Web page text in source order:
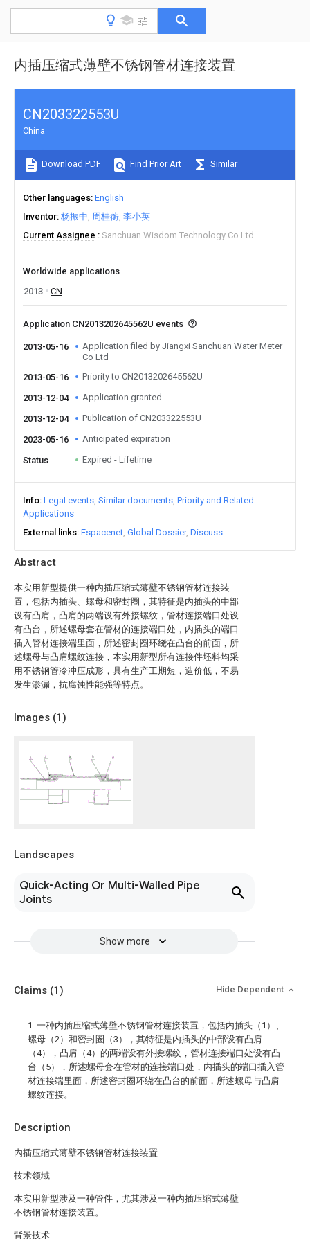
内插压缩式薄壁不锈钢管材连接装置
Abstract
本实用新型提供一种内插压缩式薄壁不锈钢管材连接装
置，包括内插头、螺母和密封圈，其特征是内插头的中部
设有凸肩，凸肩的两端设有外接螺纹，管材连接端口处设
有凸台，所述螺母套在管材的连接端口处，内插头的端口
插入管材连接端里面，所述密封圈环绕在凸台的前面，所
述螺母与凸肩螺纹连接，本实用新型所有连接件坯料均采
用不锈钢管冷冲压成形，具有生产工期短，造价低，不易
发生渗漏，抗腐蚀性能强等特点。
Images (1)
Landscapes
Quick-Acting Or Multi-Walled Pipe
Joints
Show more
CN203322553U
China
Download PDF Find Prior Art Similar
Other languages English
Inventor 杨振中 周桂蘅 李小英
Current Assignee
Sanchuan Wisdom Technology Co Ltd
Worldwide applications
2013
CN
Application CN2013202645562U events
2013-05-16
Application filed by Jiangxi Sanchuan Water Meter
Co Ltd
2013-05-16
Priority to CN2013202645562U
2013-12-04 Application granted
2013-12-04 Publication of CN203322553U
2023-05-16 Anticipated expiration
Status Expired - Lifetime
Info Legal events Similar documents Priority and Related
Applications
External links Espacenet Global Dossier Discuss
Description
内插压缩式薄壁不锈钢管材连接装置
技术领域
本实用新型涉及一种管件，尤其涉及一种内插压缩式薄壁
不锈钢管材连接装置。
背景技术
Claims (1) Hide Dependent
1. 一种内插压缩式薄壁不锈钢管材连接装置，包括内插头（1）、
螺母（2）和密封圈（3），其特征是内插头的中部设有凸肩
（4），凸肩（4）的两端设有外接螺纹，管材连接端口处设有凸
台（5），所述螺母套在管材的连接端口处，内插头的端口插入管
材连接端里面，所述密封圈环绕在凸台的前面，所述螺母与凸肩
螺纹连接。